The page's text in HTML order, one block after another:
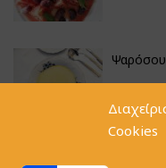
Cookies